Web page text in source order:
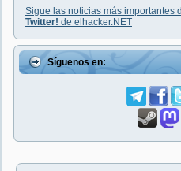
Sigue las noticias más importantes
Twitter! de elhacker.NET
Síguenos en: